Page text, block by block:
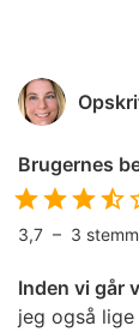
Brugernes
3,7 – 3
Inden vi går
jeg også